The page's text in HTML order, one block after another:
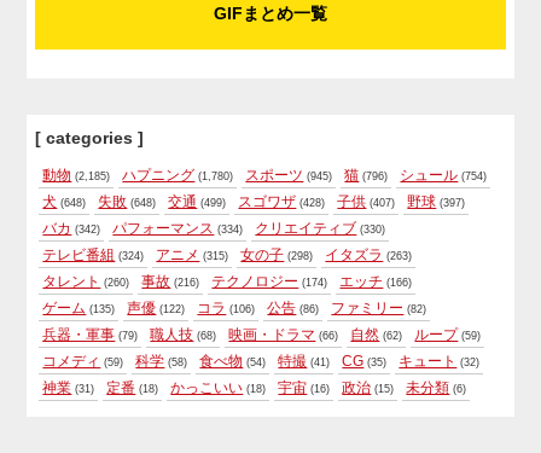
GIFまとめ一覧
[ categories ]
動物 (2,185) ハプニング (1,780) スポーツ (945) 猫 (796) シュール (754)
犬 (648) 失敗 (648) 交通 (499) スゴワザ (428) 子供 (407) 野球 (397)
バカ (342) パフォーマンス (334) クリエイティブ (330)
テレビ番組 (324) アニメ (315) 女の子 (298) イタズラ (263)
タレント (260) 事故 (216) テクノロジー (174) エッチ (166)
ゲーム (135) 声優 (122) コラ (106) 公告 (86) ファミリー (82)
兵器・軍事 (79) 職人技 (68) 映画・ドラマ (66) 自然 (62) ループ (59)
コメディ (59) 科学 (58) 食べ物 (54) 特撮 (41) CG (35) キュート (32)
神業 (31) 定番 (18) かっこいい (18) 宇宙 (16) 政治 (15) 未分類 (6)